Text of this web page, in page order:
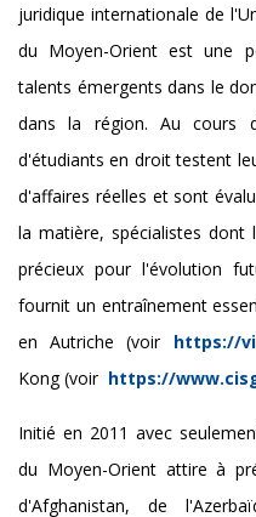
juridique internationale de
du Moyen-Orient est une
talents émergents dans le
dans la région. Au cours
d'étudiants en droit testent
d'affaires réelles et sont
la matière, spécialistes dont
précieux pour l'évolution
fournit un entraînement
en Autriche (voir https://
Kong (voir https://
Initié en 2011 avec
du Moyen-Orient attire à
d'Afghanistan, de